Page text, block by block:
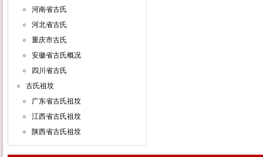
河南省古氏
河北省古氏
重庆市古氏
安徽省古氏概况
四川省古氏
古氏祖坟
广东省古氏祖坟
江西省古氏祖坟
陕西省古氏祖坟